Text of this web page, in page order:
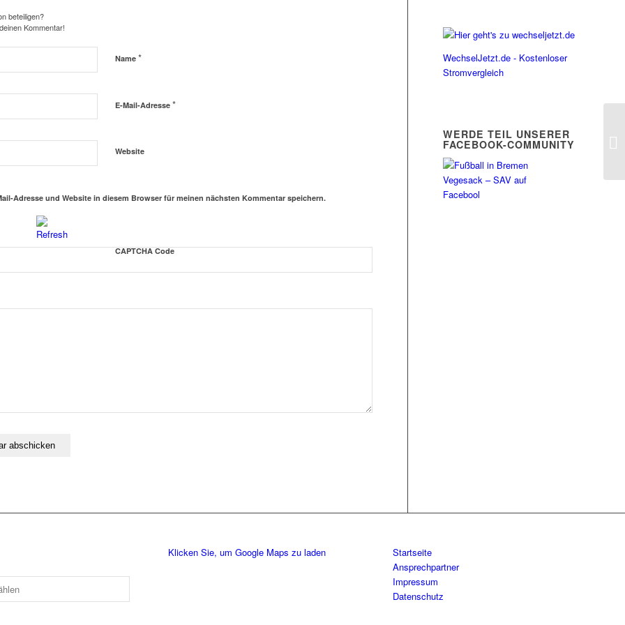
beteiligen?
Kommentar!
Name *
E-Mail-Adresse *
Website
Adresse und Website in diesem Browser für meinen nächsten Kommentar speichern.
CAPTCHA Code
WechselJetzt.de - Kostenloser
Stromvergleich
WERDE TEIL UNSERER
FACEBOOK-COMMUNITY
Klicken Sie, um Google Maps zu laden
Startseite
Ansprechpartner
Impressum
Datenschutz